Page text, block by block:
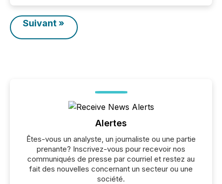
Suivant »
Alertes
Êtes-vous un analyste, un journaliste ou une partie
prenante? Inscrivez-vous pour recevoir nos
communiqués de presse par courriel et restez au
fait des nouvelles concernant un secteur ou une
société.